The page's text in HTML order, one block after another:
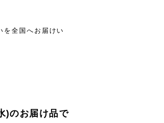
を全国へお届けい
)のお届け品で